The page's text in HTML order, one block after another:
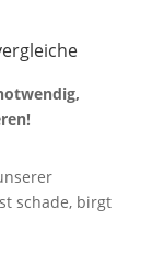
schade, birgt